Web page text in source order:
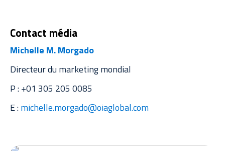
Contact média
Michelle M. Morgado
Directeur du marketing mondial
P : +01 305 205 0085
E :michelle.morgado@oiaglobal.com